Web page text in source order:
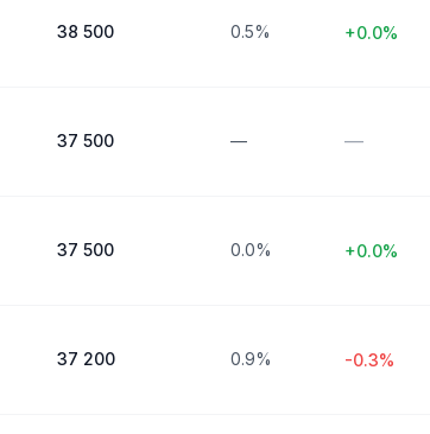
38 500 0.5% +0.0%
37 500 — —
37 500 0.0% +0.0%
37 200 0.9% -0.3%